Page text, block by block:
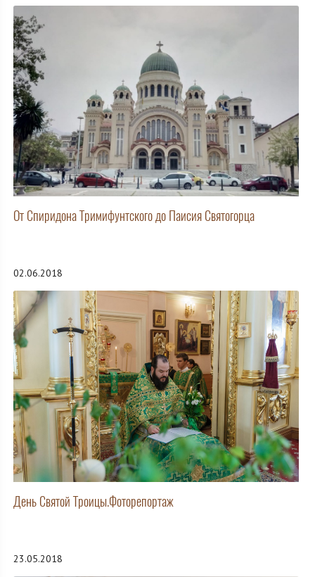
От Спиридона Тримифунтского до Паисия Святогорца
02.06.2018
День Святой Троицы.Фоторепортаж
23.05.2018